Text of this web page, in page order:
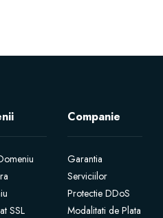
SSL
Companie
Garantia
Serviciilor
Protectie DDoS
Modalitati de Plata